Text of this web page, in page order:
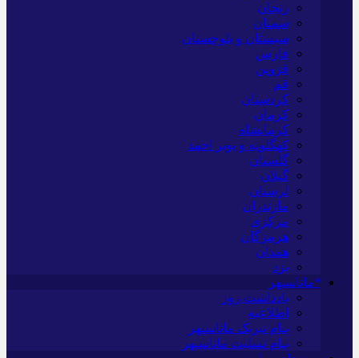
زنجان
سمنان
سیستان و بلوچستان
فارس
قزوین
قم
کردستان
کرمان
کرمانشاه
کهگلویه و بویر احمد
گلستان
گیلان
لرستان
مازندران
مرکزی
هرمزگان
همدان
یزد
*ماناسپهر
یادداشت روز
اطلاعیه
پیام تبریک ماناسپهر
پیام تسلیت ماناسپهر